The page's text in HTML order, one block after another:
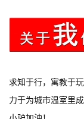
求知于行，寓教于
力于为城市温室里